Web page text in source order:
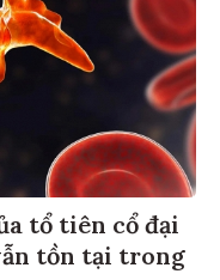
tổ tiên cổ đại
tồn tại trong